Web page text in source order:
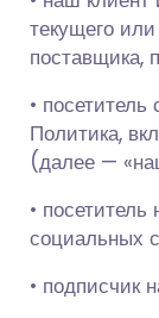
текущего
поставщика,
•
Политика,
(далее —
•
социальных
• подписчик